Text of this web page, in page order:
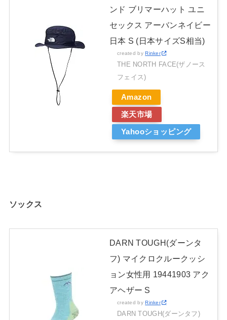
ンド ブリマーハット ユニ
セックス アーバンネイビー
日本 S (日本サイズS相当)
created byRinker
THE NORTH FACE(ザノース
フェイス)
Amazon
楽天市場
Yahooショッピング
ソックス
DARN TOUGH(ダーンタ
フ) マイクロクルークッシ
ョン女性用 19441903 アク
アヘザー S
created byRinker
DARN TOUGH(ダーンタフ)